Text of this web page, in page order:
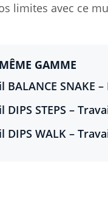
limites avec ce
GAMME
SNAKE
STEPS –
WALK –